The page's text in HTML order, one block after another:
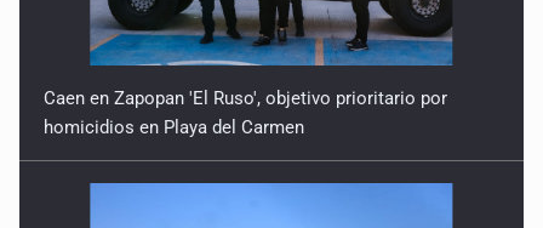
Caen en Zapopan 'El Ruso', objetivo prioritario por
homicidios en Playa del Carmen